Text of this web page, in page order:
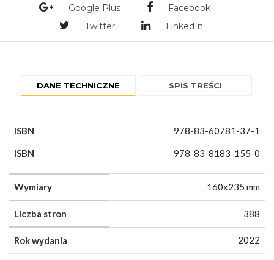
Google Plus
Facebook
Twitter
LinkedIn
DANE TECHNICZNE SPIS TREŚCI
ISBN
ISBN
978-83-60781-37-1
978-83-8183-155-0
Wymiary 160x235 mm
Liczba stron 388
Rok wydania 2022